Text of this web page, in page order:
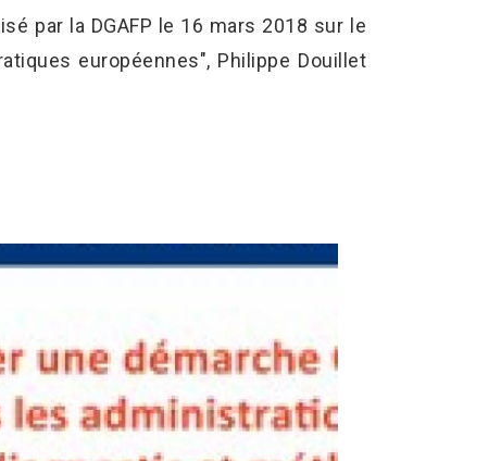
par la DGAFP le 16 mars 2018 sur le
européennes", Philippe Douillet